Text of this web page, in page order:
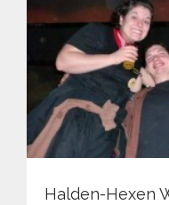
Halden-Hexen